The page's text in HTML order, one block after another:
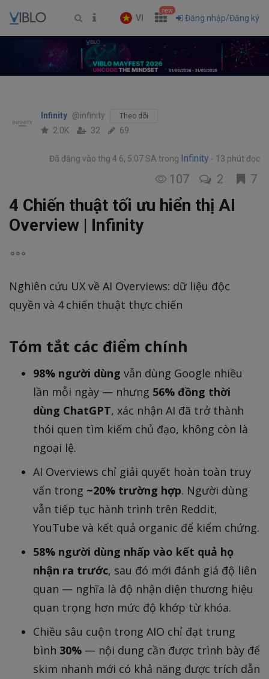
VI
new
Đăng nhập/Đăng ký
Infinity @infinity Theo dõi
2.0K 32 69
Đã đăng vào thg 4 6, 5:07 SA trong Infinity 13 phút đọc
107 2 7
4 Chiến thuật tối ưu hiển thị AI
Overview | Infinity
Nghiên cứu UX về AI Overviews: dữ liệu độc
quyền và 4 chiến thuật thực chiến
Tóm tắt các điểm chính
98% người dùng vẫn dùng Google nhiều
lần mỗi ngày — nhưng 56% đồng thời
dùng ChatGPT, xác nhận AI đã trở thành
thói quen tìm kiếm chủ đạo, không còn là
ngoại lệ.
AI Overviews chỉ giải quyết hoàn toàn truy
vấn trong ~20% trường hợp. Người dùng
vẫn tiếp tục hành trình trên Reddit,
YouTube và kết quả organic để kiểm chứng.
58% người dùng nhấp vào kết quả họ
nhận ra trước, sau đó mới đánh giá độ liên
quan — nghĩa là độ nhận diện thương hiệu
quan trọng hơn mức độ khớp từ khóa.
Chiều sâu cuộn trong AIO chỉ đạt trung
bình 30% — nội dung cần được trình bày để
skim nhanh mới có khả năng được trích dẫn